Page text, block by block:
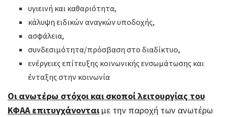
υγιεινή και καθαριότητα,
κάλυψη ειδικών αναγκών υποδοχής,
ασφάλεια,
συνδεσιμότητα/πρόσβαση στο διαδίκτυο,
ενέργειες επίτευξης κοινωνικής ενσωμάτωσης και
ένταξης στην κοινωνία
Οι ανωτέρω στόχοι και σκοποί λειτουργίας του
ΚΦΑΑ επιτυγχάνονταιμε την παροχή των ανωτέρω